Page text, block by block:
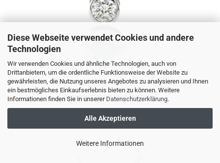
Diese Webseite verwendet Cookies und andere
Technologien
Wir verwenden Cookies und ähnliche Technologien, auch von
Drittanbietern, um die ordentliche Funktionsweise der Website zu
gewährleisten, die Nutzung unseres Angebotes zu analysieren und Ihnen
ein bestmögliches Einkaufserlebnis bieten zu können. Weitere
Informationen finden Sie in unserer Datenschutzerklärung.
Alle Akzeptieren
Weitere Informationen
Osmium-Collier Drop Diamond
14.000,00 EUR